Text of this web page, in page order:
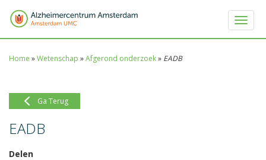
Toggle
Home »Wetenschap »Afgerond onderzoek» EADB
Ga Terug
EADB
Delen